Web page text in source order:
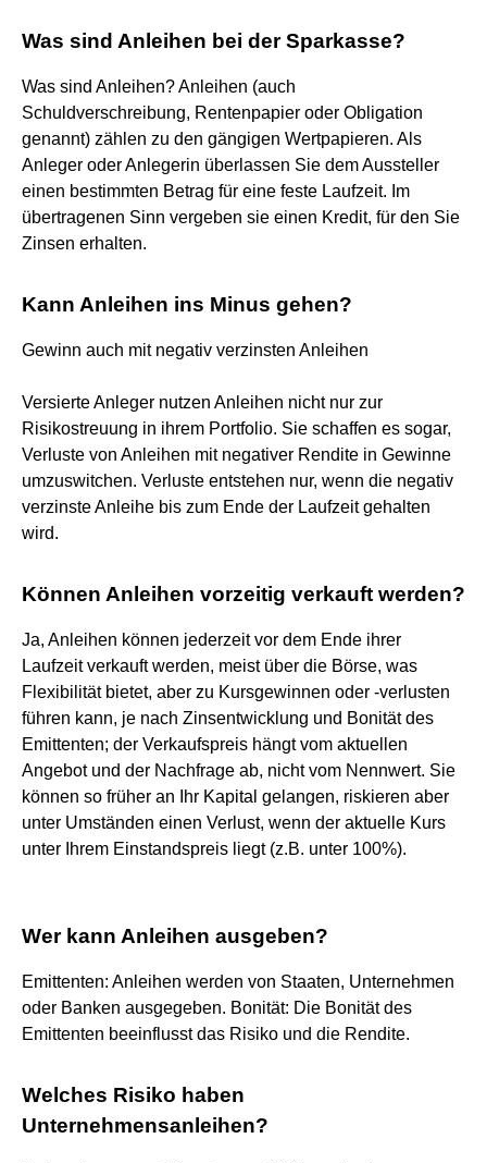
Was sind Anleihen bei der Sparkasse?
Was sind Anleihen? Anleihen (auch
Schuldverschreibung, Rentenpapier oder Obligation
genannt) zählen zu den gängigen Wertpapieren. Als
Anleger oder Anlegerin überlassen Sie dem Aussteller
einen bestimmten Betrag für eine feste Laufzeit. Im
übertragenen Sinn vergeben sie einen Kredit, für den Sie
Zinsen erhalten.
Kann Anleihen ins Minus gehen?
Gewinn auch mit negativ verzinsten Anleihen
Versierte Anleger nutzen Anleihen nicht nur zur
Risikostreuung in ihrem Portfolio. Sie schaffen es sogar,
Verluste von Anleihen mit negativer Rendite in Gewinne
umzuswitchen. Verluste entstehen nur, wenn die negativ
verzinste Anleihe bis zum Ende der Laufzeit gehalten
wird.
Können Anleihen vorzeitig verkauft werden?
Ja, Anleihen können jederzeit vor dem Ende ihrer
Laufzeit verkauft werden, meist über die Börse, was
Flexibilität bietet, aber zu Kursgewinnen oder -verlusten
führen kann, je nach Zinsentwicklung und Bonität des
Emittenten; der Verkaufspreis hängt vom aktuellen
Angebot und der Nachfrage ab, nicht vom Nennwert. Sie
können so früher an Ihr Kapital gelangen, riskieren aber
unter Umständen einen Verlust, wenn der aktuelle Kurs
unter Ihrem Einstandspreis liegt (z.B. unter 100%).
Wer kann Anleihen ausgeben?
Emittenten: Anleihen werden von Staaten, Unternehmen
oder Banken ausgegeben. Bonität: Die Bonität des
Emittenten beeinflusst das Risiko und die Rendite.
Welches Risiko haben
Unternehmensanleihen?